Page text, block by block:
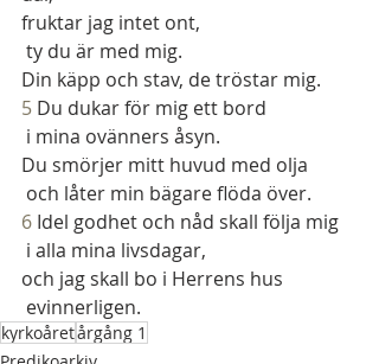
fruktar jag intet ont,
ty du är med mig.
Din käpp och stav, de tröstar mig.
5 Du dukar för mig ett bord
i mina ovänners åsyn.
Du smörjer mitt huvud med olja
och låter min bägare flöda över.
6 Idel godhet och nåd skall följa mig
i alla mina livsdagar,
och jag skall bo i Herrens hus
evinnerligen.
kyrkoåretårgång 1